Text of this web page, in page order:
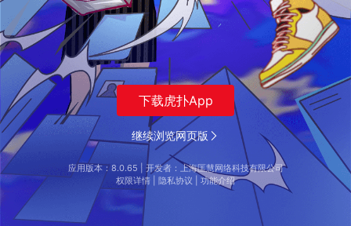
下载虎扑App
继续浏览网页版
应用版本：8.0.65 | 开发者：上海匡慧网络科技有限公司
权限详情
隐私协议 功能介绍